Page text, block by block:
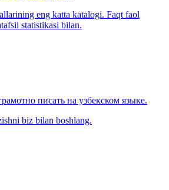
eng katta katalogi. Faqt faol
statistikasi bilan.
писать на узбекском языке.
biz bilan boshlang.